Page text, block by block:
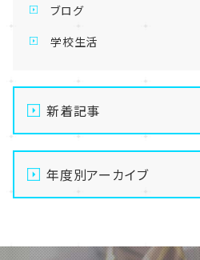
ブログ
学校生活
新着記事
【なんば】体験授業で高級感
ました！🥭✨
【なんば】キラリと輝く宝物✨
【なんば】校舎紹介の「自習室
年度別アーカイブ
2025